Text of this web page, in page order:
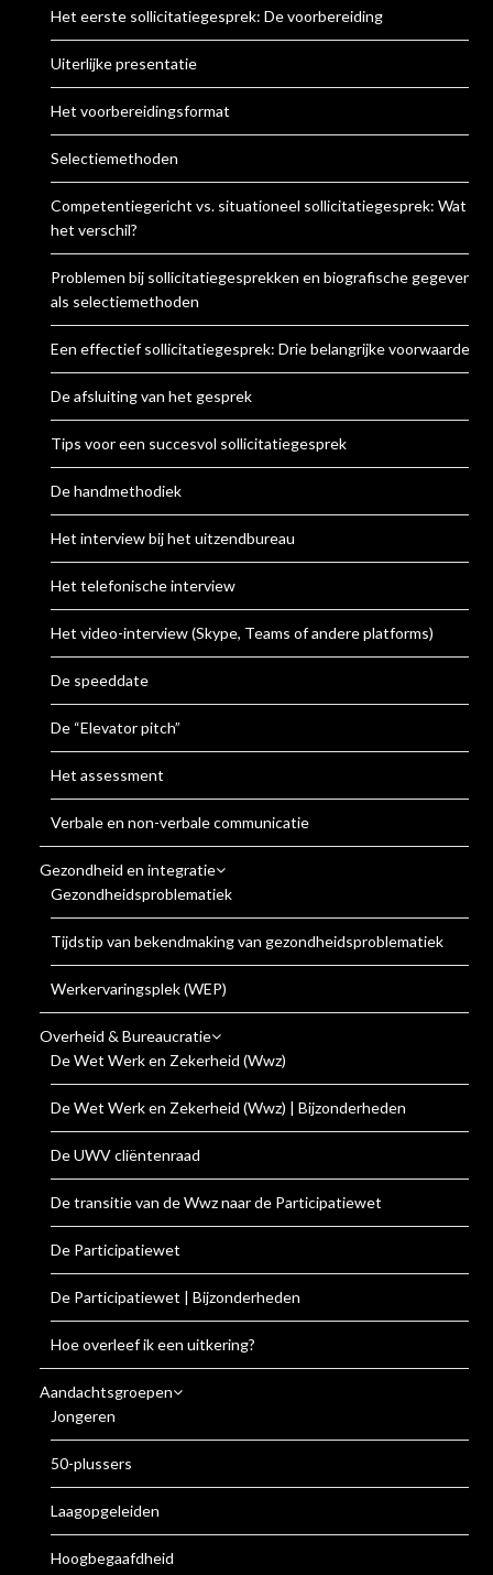
Het eerste sollicitatiegesprek: De voorbereiding
Uiterlijke presentatie
Het voorbereidingsformat
Selectiemethoden
Competentiegericht vs. situationeel sollicitatiegesprek: Wat is
het verschil?
Problemen bij sollicitatiegesprekken en biografische gegevens
als selectiemethoden
Een effectief sollicitatiegesprek: Drie belangrijke voorwaarden
De afsluiting van het gesprek
Tips voor een succesvol sollicitatiegesprek
De handmethodiek
Het interview bij het uitzendbureau
Het telefonische interview
Het video-interview (Skype, Teams of andere platforms)
De speeddate
De “Elevator pitch”
Het assessment
Verbale en non-verbale communicatie
Gezondheid en integratie
Gezondheidsproblematiek
Tijdstip van bekendmaking van gezondheidsproblematiek
Werkervaringsplek (WEP)
Overheid & Bureaucratie
De Wet Werk en Zekerheid (Wwz)
De Wet Werk en Zekerheid (Wwz) | Bijzonderheden
De UWV cliëntenraad
De transitie van de Wwz naar de Participatiewet
De Participatiewet
De Participatiewet | Bijzonderheden
Hoe overleef ik een uitkering?
Aandachtsgroepen
Jongeren
50-plussers
Laagopgeleiden
Hoogbegaafdheid